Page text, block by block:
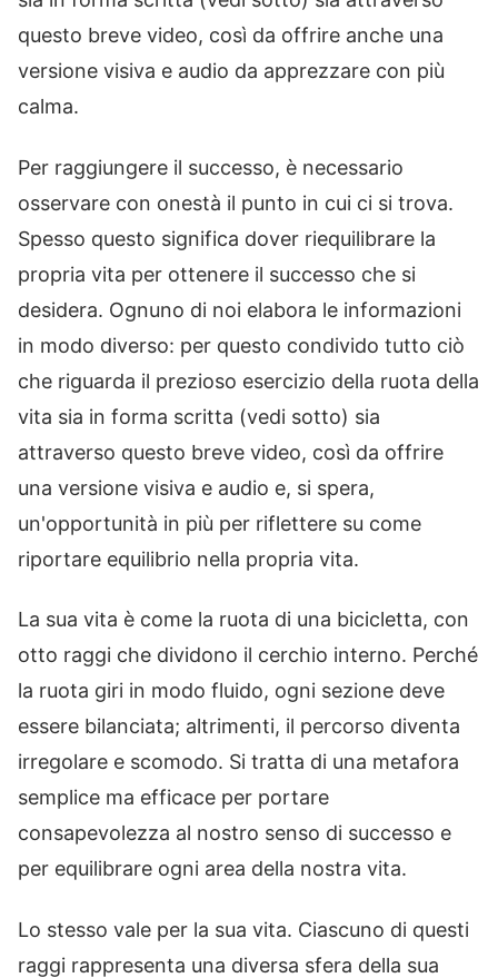
questo breve video, così da offrire anche una
versione visiva e audio da apprezzare con più
calma.
Per raggiungere il successo, è necessario
osservare con onestà il punto in cui ci si trova.
Spesso questo significa dover riequilibrare la
propria vita per ottenere il successo che si
desidera. Ognuno di noi elabora le informazioni
in modo diverso: per questo condivido tutto ciò
che riguarda il prezioso esercizio della ruota della
vita sia in forma scritta (vedi sotto) sia
attraverso questo breve video, così da offrire
una versione visiva e audio e, si spera,
un'opportunità in più per riflettere su come
riportare equilibrio nella propria vita.
La sua vita è come la ruota di una bicicletta, con
otto raggi che dividono il cerchio interno. Perché
la ruota giri in modo fluido, ogni sezione deve
essere bilanciata; altrimenti, il percorso diventa
irregolare e scomodo. Si tratta di una metafora
semplice ma efficace per portare
consapevolezza al nostro senso di successo e
per equilibrare ogni area della nostra vita.
Lo stesso vale per la sua vita. Ciascuno di questi
raggi rappresenta una diversa sfera della sua